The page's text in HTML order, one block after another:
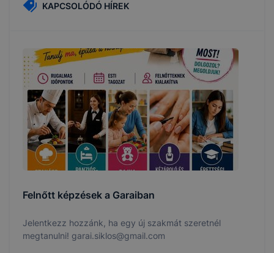
KAPCSOLÓDÓ HÍREK
Felnőtt képzések a Garaiban
Jelentkezz hozzánk, ha egy új szakmát szeretnél
megtanulni! garai.siklos@gmail.com